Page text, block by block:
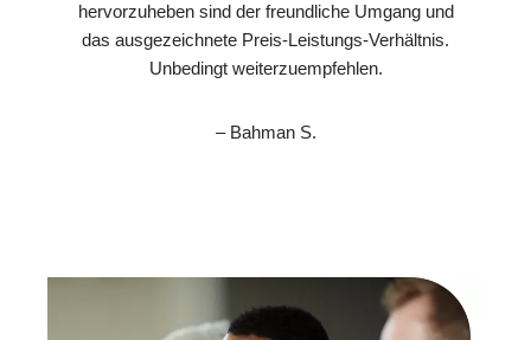
hervorzuheben sind der freundliche Umgang und
das ausgezeichnete Preis-Leistungs-Verhältnis.
Unbedingt weiterzuempfehlen.
– Bahman S.